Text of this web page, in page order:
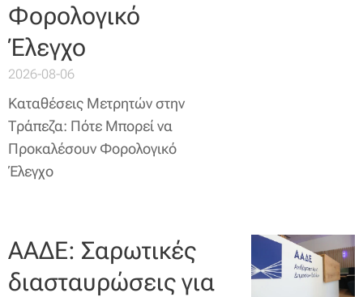
Φορολογικό
Έλεγχο
2026-08-06
Καταθέσεις Μετρητών στην
Τράπεζα: Πότε Μπορεί να
Προκαλέσουν Φορολογικό
Έλεγχο
ΑΑΔΕ: Σαρωτικές
διασταυρώσεις για